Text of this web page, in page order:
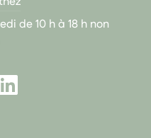
de 10 h à 18 h non
LinkedIn